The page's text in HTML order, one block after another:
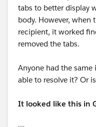
tabs to better display
body. However, when
recipient, it worked
removed the tabs.
Anyone had the same
able to resolve it? Or
It looked like this in